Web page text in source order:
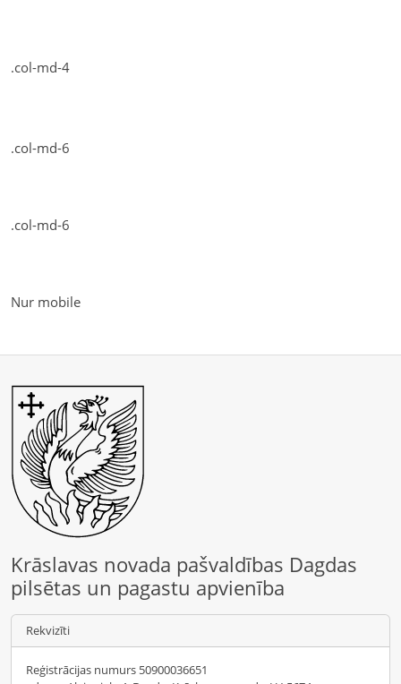
.col-md-4
.col-md-6
.col-md-6
Nur mobile
Krāslavas novada pašvaldības Dagdas
pilsētas un pagastu apvienība
Rekvizīti
Reģistrācijas numurs 50900036651